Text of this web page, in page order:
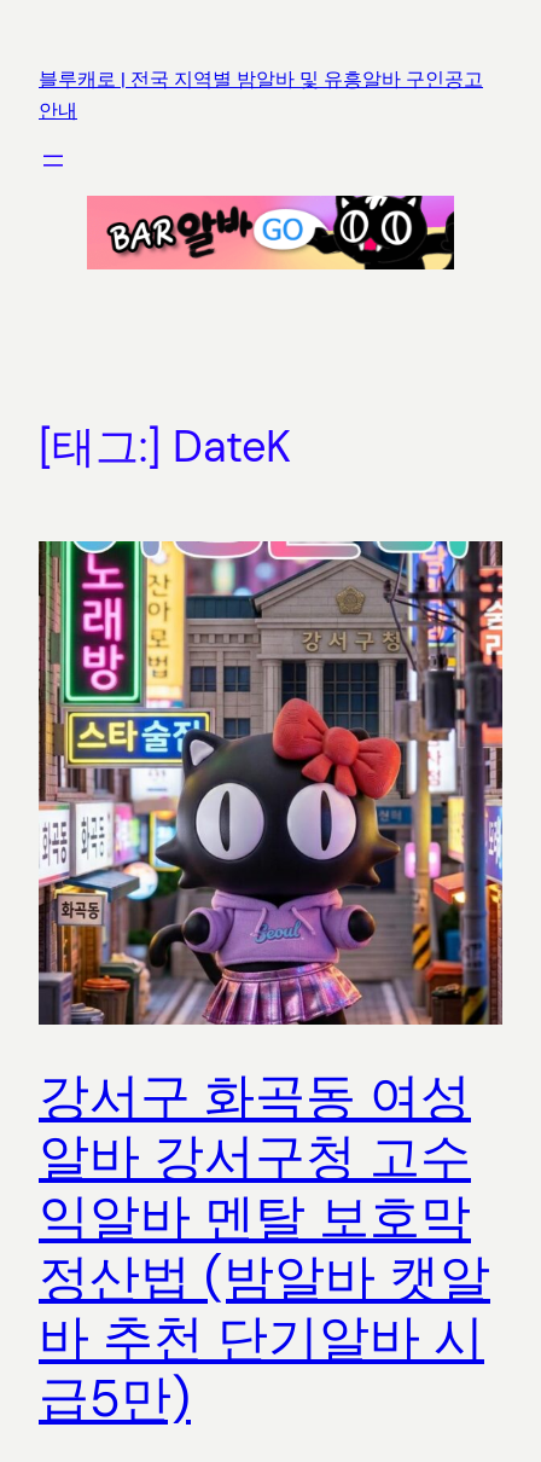
블루캐로 | 전국 지역별 밤알바 및 유흥알바 구인공고
안내
[태그:] DateK
강서구 화곡동 여성
알바 강서구청 고수
익알바 멘탈 보호막
정산법 (밤알바 캣알
바 추천 단기알바 시
급5만)